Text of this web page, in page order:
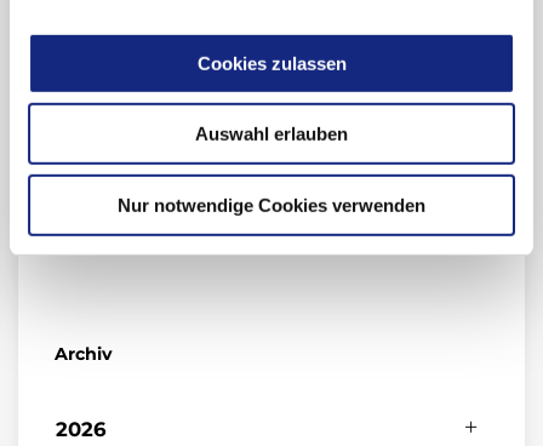
Cookies zulassen
Auswahl erlauben
Nur notwendige Cookies verwenden
Ärzteschaft (AkdÄ) vom 09.12.2019
Perspektiven von Betroffenen stärker
berücksichtigen.
Archiv
2026